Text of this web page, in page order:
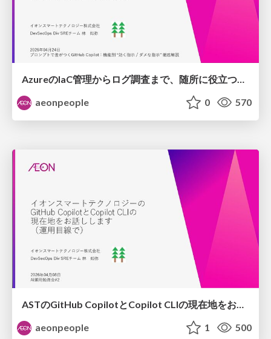
aeonpeople
0 570
ASTのGitHub CopilotとCopilot CLIの現在地をお話しします/How AST Operates GitHub Copilot and Copilot CLI
aeonpeople
1 500